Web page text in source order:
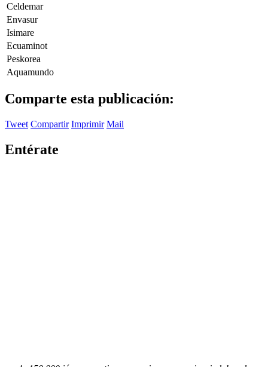
Celdemar
Envasur
Isimare
Ecuaminot
Peskorea
Aquamundo
Comparte esta publicación:
Tweet Compartir Imprimir Mail
Entérate